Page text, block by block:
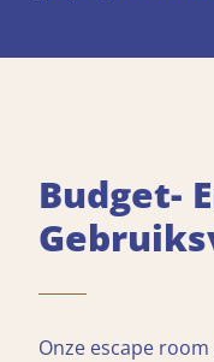
Budget-
Onze escape